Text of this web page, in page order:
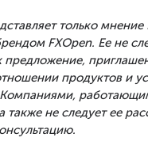
только
FXOpen. Ее не
предложение,
продуктов и
также не следует ее